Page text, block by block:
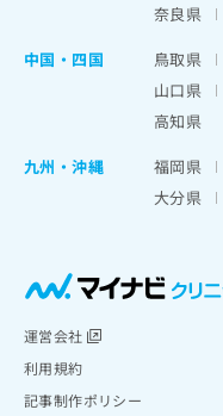
奈良県
中国・四国
鳥取県
山口県
高知県
九州・沖縄
福岡県
大分県
運営会社
利用規約
記事制作ポリシー